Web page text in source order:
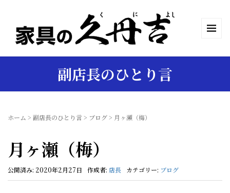
副店長のひとり言
ホーム > 副店長のひとり言> ブログ> 月ヶ瀬（梅）
月ヶ瀬（梅）
公開済み: 2020年2月27日 作成者: 店長 カテゴリー: ブログ